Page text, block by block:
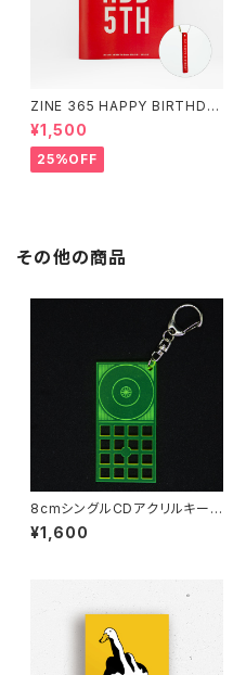
ZINE 365 HAPPY BIRTHDA
Y（アクリルキーホルダー付き）
¥1,500
25%OFF
その他の商品
8cmシングルCDアクリルキー
ホルダー（蛍光グリーン）
¥1,600